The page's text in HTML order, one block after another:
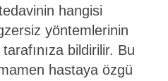
hangisi
yöntemlerinin
bildirilir. Bu
hastaya özgü